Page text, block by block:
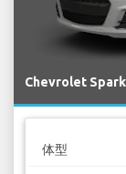
Chevrolet Spark
体型